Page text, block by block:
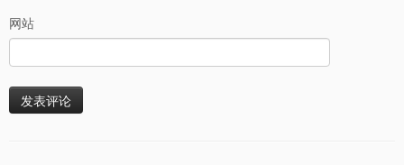
网站